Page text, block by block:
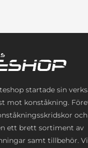
startade sin
mot konståkning.
ett brett sortiment av
samt tillbehör.